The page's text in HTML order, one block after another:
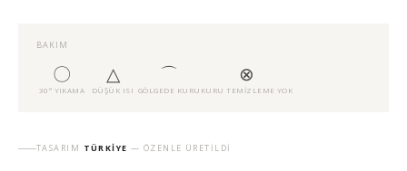
BAKIM
〇
30° YIKAMA
△
DÜŞÜK ISI
⌒
GÖLGEDE KURU
⊗
KURU TEMIZLEME YOK
TASARIM TÜRKIYE — ÖZENLE ÜRETILDI